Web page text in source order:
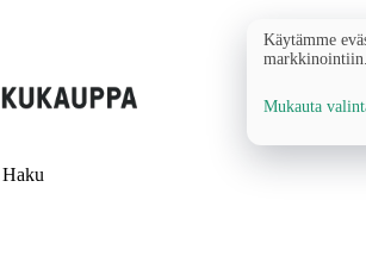
Haku
Käytämme
Mukauta